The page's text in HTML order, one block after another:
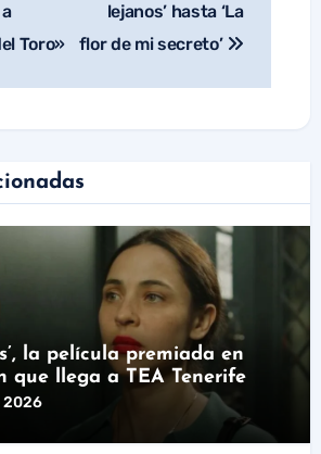
Toro»
lejanos’ hasta ‘La
flor de mi secreto’
la película premiada en
que llega a TEA Tenerife
2026